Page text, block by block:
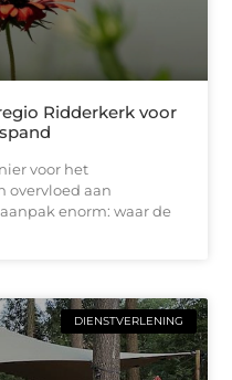
Ridderkerk voor
voor het
overvloed aan
enorm: waar de
DIENSTVERLENING